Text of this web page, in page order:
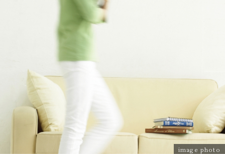
image photo